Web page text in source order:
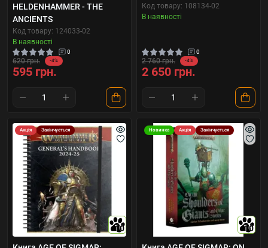
HELDENHAMMER - THE
ANCIENTS
Код товару: 124033-02
В наявності
0
620 грн. -4%
595 грн.
Код товару: 108134-02
В наявності
0
2 760 грн. -4%
2 650 грн.
Акція Закінчується
10
Новинка Акція Закінчується
10